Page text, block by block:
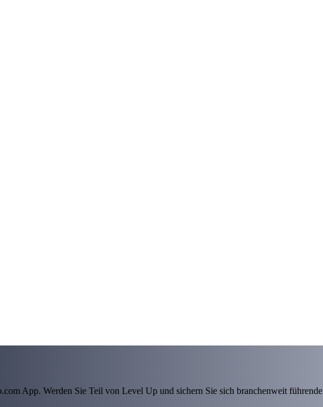
App. Werden Sie Teil von Level Up und sichern Sie sich branchenweit führende